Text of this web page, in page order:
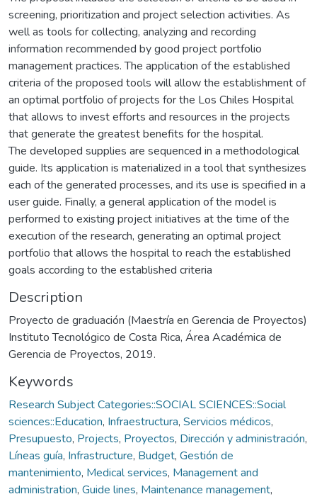
screening, prioritization and project selection activities. As
well as tools for collecting, analyzing and recording
information recommended by good project portfolio
management practices. The application of the established
criteria of the proposed tools will allow the establishment of
an optimal portfolio of projects for the Los Chiles Hospital
that allows to invest efforts and resources in the projects
that generate the greatest benefits for the hospital.
The developed supplies are sequenced in a methodological
guide. Its application is materialized in a tool that synthesizes
each of the generated processes, and its use is specified in a
user guide. Finally, a general application of the model is
performed to existing project initiatives at the time of the
execution of the research, generating an optimal project
portfolio that allows the hospital to reach the established
goals according to the established criteria
Description
Proyecto de graduación (Maestría en Gerencia de Proyectos)
Instituto Tecnológico de Costa Rica, Área Académica de
Gerencia de Proyectos, 2019.
Keywords
Research Subject Categories::SOCIAL SCIENCES::Social
sciences::Education, Infraestructura, Servicios médicos,
Presupuesto, Projects, Proyectos, Dirección y administración,
Líneas guía, Infrastructure, Budget, Gestión de
mantenimiento, Medical services, Management and
administration, Guide lines, Maintenance management,